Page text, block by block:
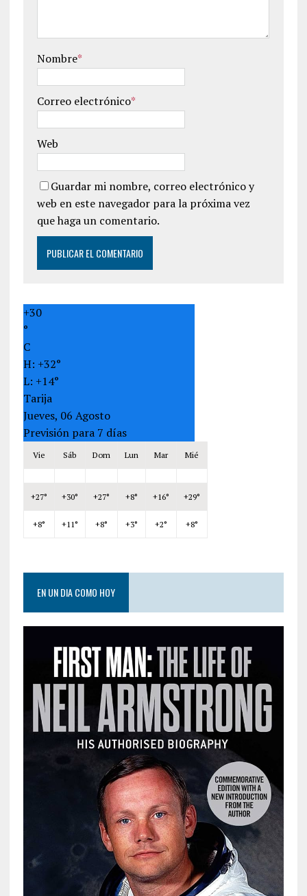
Nombre*
Correo electrónico*
Web
Guardar mi nombre, correo electrónico y
web en este navegador para la próxima vez
que haga un comentario.
+30
°
C
H: +32°
L: +14°
Tarija
Jueves, 06 Agosto
Previsión para 7 días
Vie Sáb Dom Lun Mar Mié
+27° +30° +27° +8° +16° +29°
+8° +11° +8° +3° +2° +8°
EN UN DIA COMO HOY